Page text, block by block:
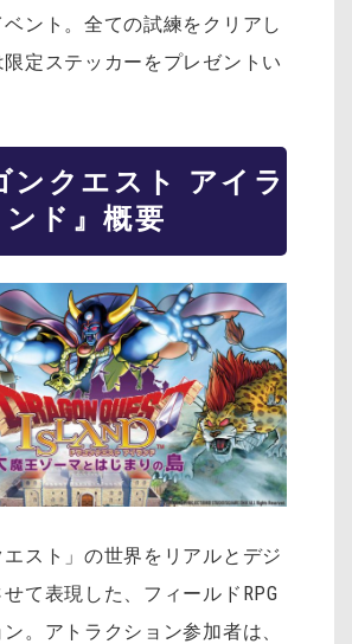
ント。全ての試練をクリアし
定ステッカーをプレゼントい
ンクエスト アイラ
ンド』概要
エスト」の世界をリアルとデジ
て表現した、フィールドRPG
。アトラクション参加者は、